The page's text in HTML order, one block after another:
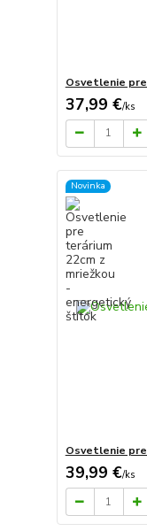
Osvetlenie
37,99 €/ks
Novinka
Osvetlenie
39,99 €/ks